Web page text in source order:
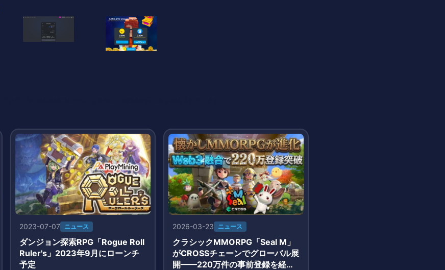
2023-07-07 ニュース
ダンジョン探索RPG「Rogue Roll
Ruler's」2023年9月にローンチ
予定
2026-03-23 ニュース
クラシックMMORPG「Seal M」
がCROSSチェーンでグローバル展
開——220万件の事前登録を経て